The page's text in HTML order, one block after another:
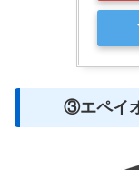
③エペイ